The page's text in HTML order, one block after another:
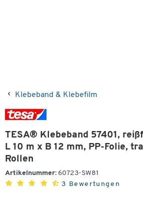
Klebeband & Klebefilm
TESA® Klebeband 57401,
L 10 m x B 12 mm, PP-Folie,
Rollen
Artikelnummer: 60723-SW81
3 Bewertungen